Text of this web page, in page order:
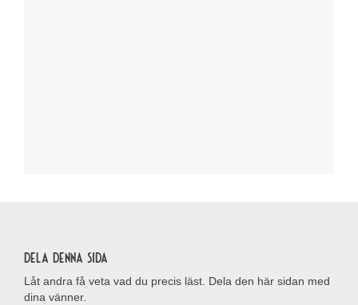
Dela denna sida
Låt andra få veta vad du precis läst. Dela den här sidan med
dina vänner.